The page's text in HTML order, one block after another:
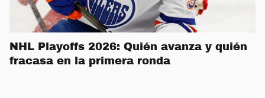
NHL Playoffs 2026: Quién avanza y quién
fracasa en la primera ronda